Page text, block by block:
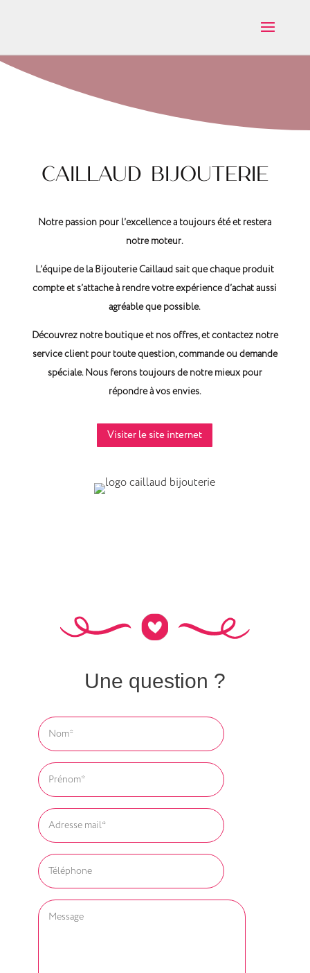
Caillaud Bijouterie
Notre passion pour l’excellence a toujours été et restera
notre moteur.
L’équipe de la Bijouterie Caillaud sait que chaque produit
compte et s’attache à rendre votre expérience d’achat aussi
agréable que possible.
Découvrez notre boutique et nos offres, et contactez notre
service client pour toute question, commande ou demande
spéciale. Nous ferons toujours de notre mieux pour
répondre à vos envies.
Visiter le site internet
Une question ?